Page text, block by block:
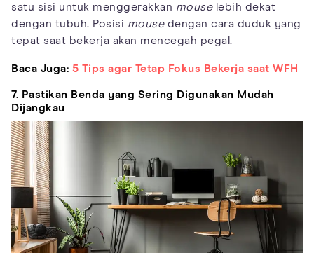
satu sisi untuk menggerakkan mouselebih dekat
dengan tubuh. Posisi mousedengan cara duduk yang
tepat saat bekerja akan mencegah pegal.
Baca Juga: 5 Tips agar Tetap Fokus Bekerja saat WFH
7. Pastikan Benda yang Sering Digunakan Mudah
Dijangkau